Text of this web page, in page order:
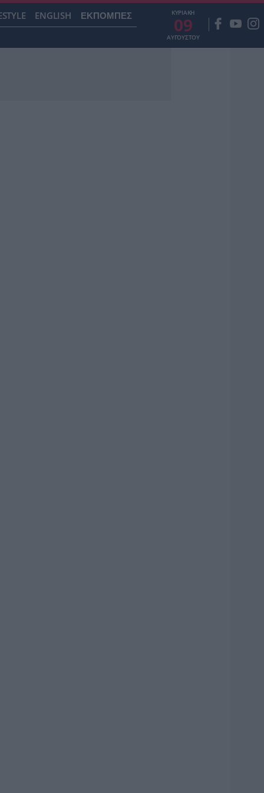
ENGLISH ΕΚΠΟΜΠΕΣ ΚΥΡΙΑΚΗ
09
ΑΥΓΟΥΣΤΟΥ